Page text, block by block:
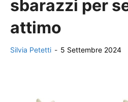
sbarazzi per
attimo
Silvia Petetti - 5 Settembre 2024